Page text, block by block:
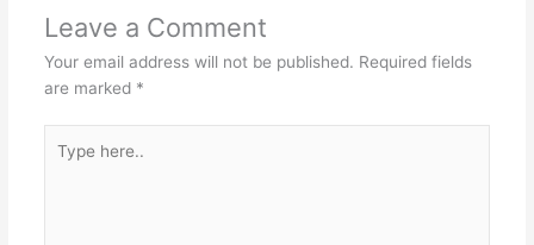
Leave a Comment
Your email address will not be published. Required fields
are marked *
here..